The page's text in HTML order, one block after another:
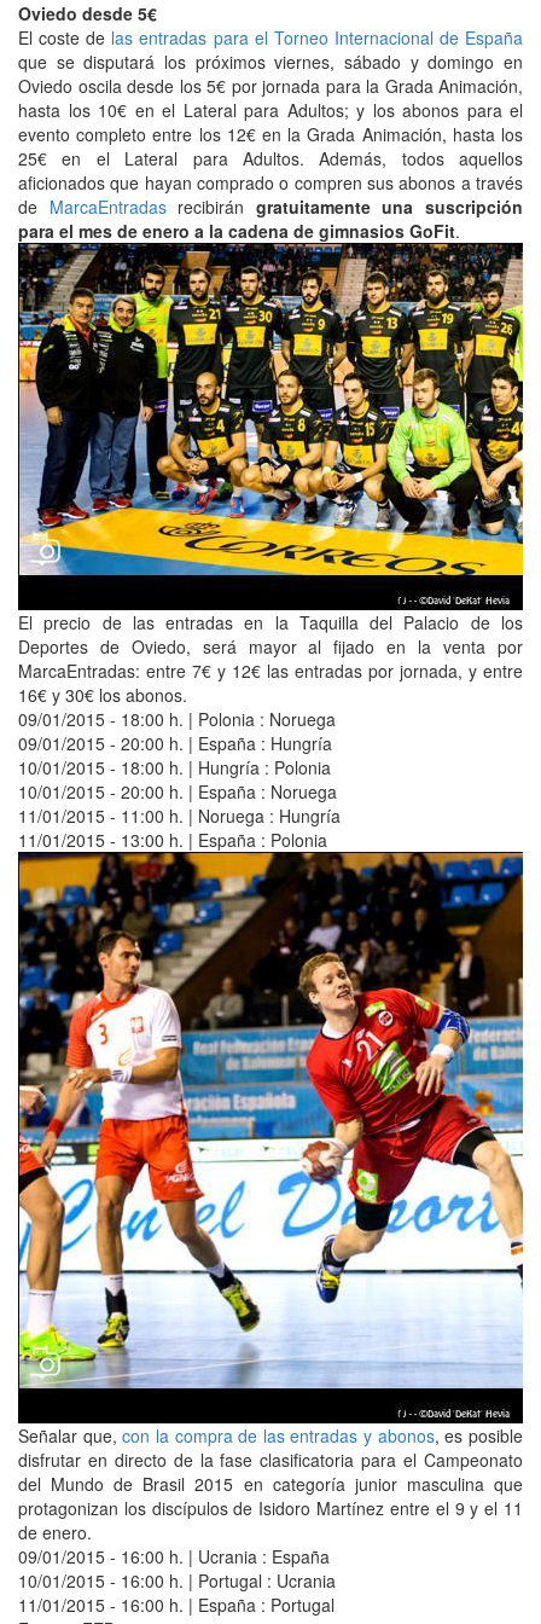
Oviedo desde 5€
El coste de las entradas para el Torneo Internacional de España
que se disputará los próximos viernes, sábado y domingo en
Oviedo oscila desde los 5€ por jornada para la Grada Animación,
hasta los 10€ en el Lateral para Adultos; y los abonos para el
evento completo entre los 12€ en la Grada Animación, hasta los
25€ en el Lateral para Adultos. Además, todos aquellos
aficionados que hayan comprado o compren sus abonos a través
de MarcaEntradasrecibirán gratuitamente una suscripción
para el mes de enero a la cadena de gimnasios GoFit.
El precio de las entradas en la Taquilla del Palacio de los
Deportes de Oviedo, será mayor al fijado en la venta por
MarcaEntradas: entre 7€ y 12€ las entradas por jornada, y entre
16€ y 30€ los abonos.
09/01/2015 - 18:00 h. | Polonia : Noruega
09/01/2015 - 20:00 h. | España : Hungría
10/01/2015 - 18:00 h. | Hungría : Polonia
10/01/2015 - 20:00 h. | España : Noruega
11/01/2015 - 11:00 h. | Noruega : Hungría
11/01/2015 - 13:00 h. | España : Polonia
Señalar que,con la compra de las entradas y abonos, es posible
disfrutar en directo de la fase clasificatoria para el Campeonato
del Mundo de Brasil 2015 en categoría junior masculina que
protagonizan los discípulos de Isidoro Martínez entre el 9 y el 11
de enero.
09/01/2015 - 16:00 h. | Ucrania : España
10/01/2015 - 16:00 h. | Portugal : Ucrania
11/01/2015 - 16:00 h. | España : Portugal